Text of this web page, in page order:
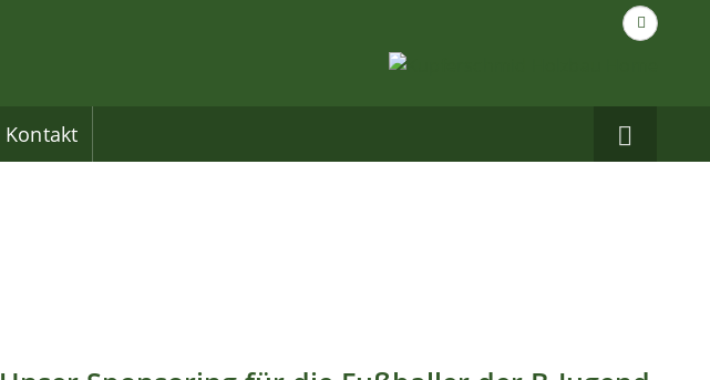
Suche
nach...
Kontakt
auf